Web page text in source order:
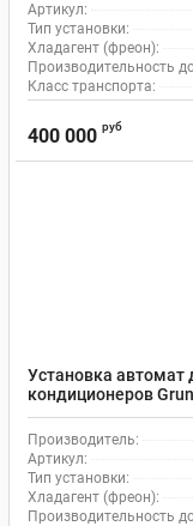
Артикул:
Тип установки:
Хладагент (фреон):
Производительность
Класс транспорта:
400 000 руб
Установка автомат
кондиционеров
хладагента
Производитель:
Артикул:
Тип установки:
Хладагент (фреон):
Производительность